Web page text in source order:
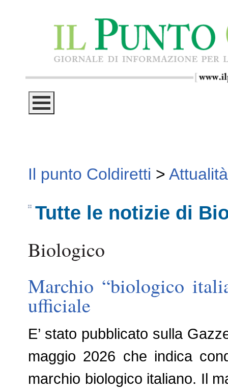
Il punto Coldiretti > Attualità
Tutte le notizie di
Biologico
Marchio “biologico
ufficiale
E’ stato pubblicato sulla
maggio 2026 che indica
marchio biologico italiano. Il